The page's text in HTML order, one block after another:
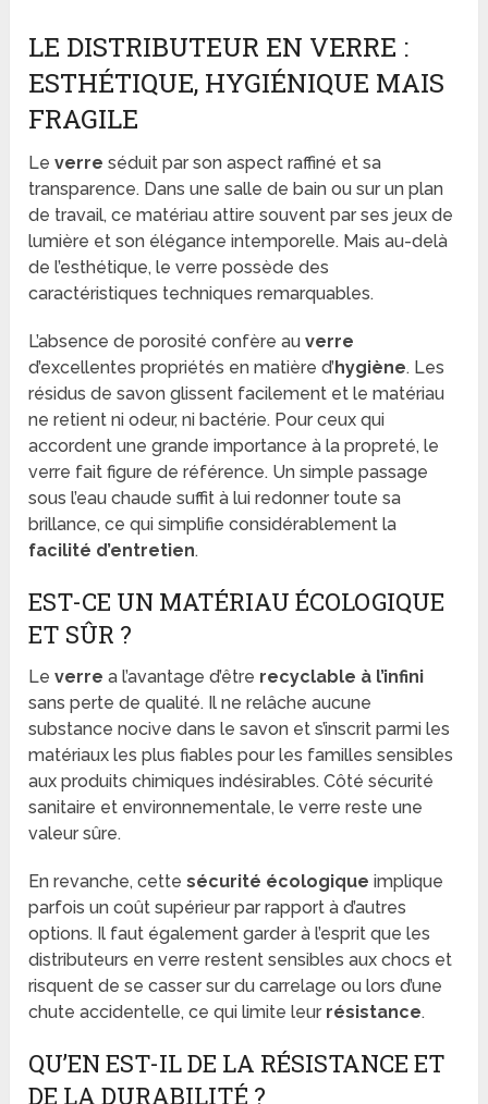
LE DISTRIBUTEUR EN VERRE :
ESTHÉTIQUE, HYGIÉNIQUE MAIS
FRAGILE
Leverre séduit par son aspect raffiné et sa
transparence. Dans une salle de bain ou sur un plan
de travail, ce matériau attire souvent par ses jeux de
lumière et son élégance intemporelle. Mais au-delà
de l’esthétique, le verre possède des
caractéristiques techniques remarquables.
L’absence de porosité confère auverre
d’excellentes propriétés en matière d’hygiène. Les
résidus de savon glissent facilement et le matériau
ne retient ni odeur, ni bactérie. Pour ceux qui
accordent une grande importance à la propreté, le
verre fait figure de référence. Un simple passage
sous l’eau chaude suffit à lui redonner toute sa
brillance, ce qui simplifie considérablement la
facilité d’entretien.
EST-CE UN MATÉRIAU ÉCOLOGIQUE
ET SÛR ?
Leverre a l’avantage d’être recyclable à l’infini
sans perte de qualité. Il ne relâche aucune
substance nocive dans le savon et s’inscrit parmi les
matériaux les plus fiables pour les familles sensibles
aux produits chimiques indésirables. Côté sécurité
sanitaire et environnementale, le verre reste une
valeur sûre.
En revanche, cettesécurité écologique implique
parfois un coût supérieur par rapport à d’autres
options. Il faut également garder à l’esprit que les
distributeurs en verre restent sensibles aux chocs et
risquent de se casser sur du carrelage ou lors d’une
chute accidentelle, ce qui limite leur résistance.
QU’EN EST-IL DE LA RÉSISTANCE ET
DE LA DURABILITÉ ?